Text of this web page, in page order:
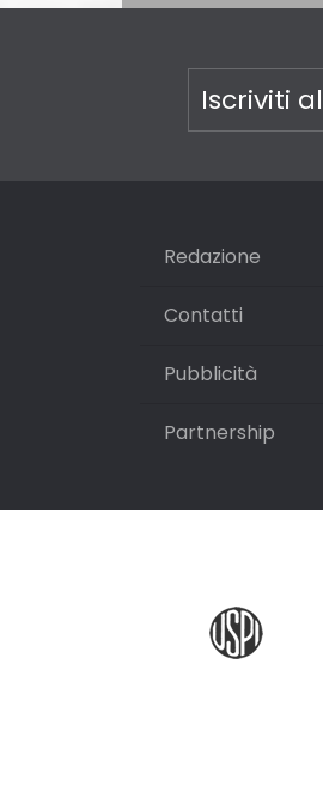
Iscriviti
Redazione
Contatti
Pubblicità
Partnership